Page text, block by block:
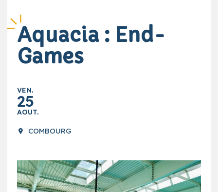
Aquacia : End-
Games
VEN.
25
AOUT.
COMBOURG